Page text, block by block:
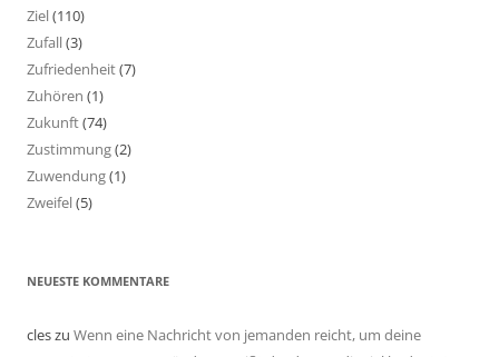
Ziel(110)
Zufall(3)
Zufriedenheit(7)
Zuhören (1)
Zukunft(74)
Zustimmung(2)
Zuwendung(1)
Zweifel(5)
NEUESTE KOMMENTARE
cleszu Wenn eine Nachricht von jemanden reicht, um deine